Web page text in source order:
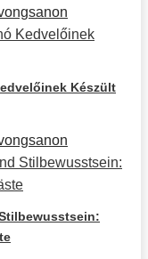
Készült